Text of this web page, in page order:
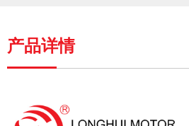
产品详情